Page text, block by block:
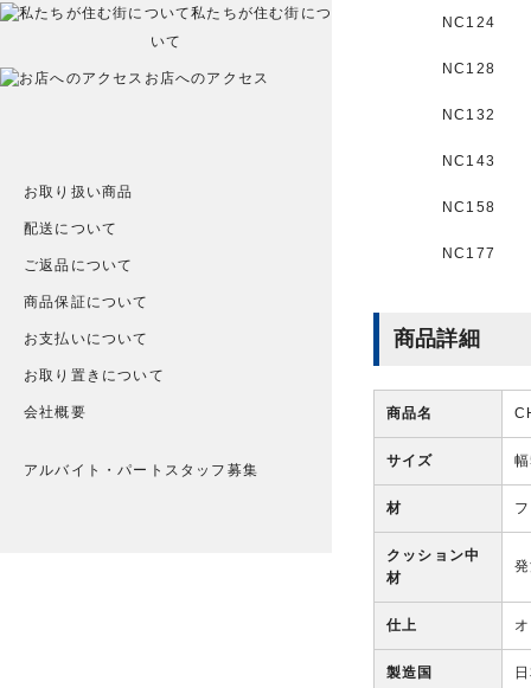
NC124
NC128
NC132
NC143
NC158
NC177
商品詳細
商品名
サイズ
材
クッション中
材
仕上
製造国
私たちが住む街につ
いて
お店へのアクセス
お取り扱い商品
配送について
ご返品について
商品保証について
お支払いについて
お取り置きについて
会社概要
アルバイト・パートスタッフ募集